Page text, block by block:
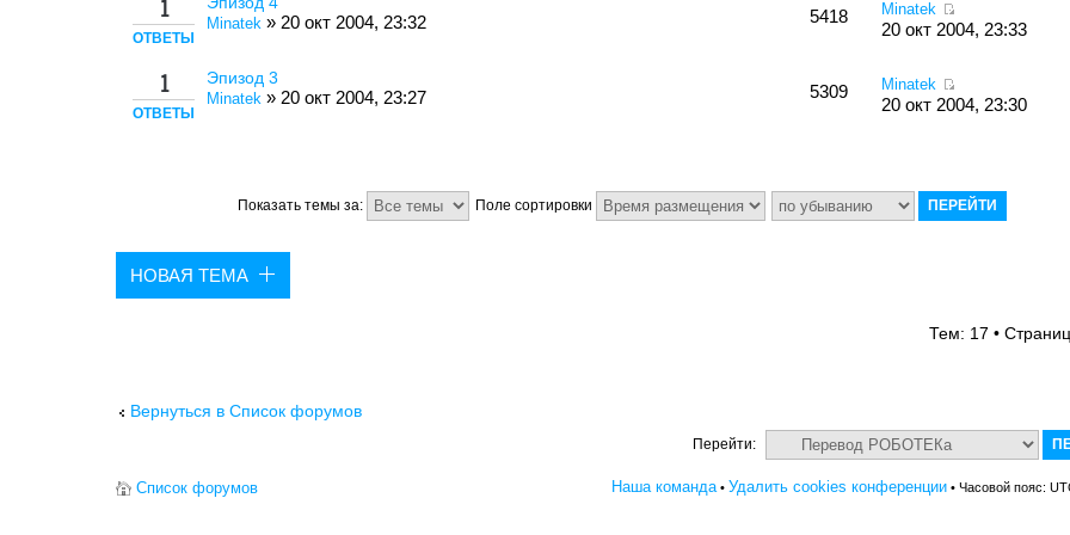
1
ОТВЕТЫ
Minatek » 20 окт 2004, 23:32 5418 Minatek
20 окт 2004, 23:33
1
ОТВЕТЫ
Эпизод 3
Minatek » 20 окт 2004, 23:27 5309 Minatek
20 окт 2004, 23:30
Показать темы за: Поле сортировки
НОВАЯ ТЕМА
Тем: 17 •
Вернуться в Список форумов
Перейти:
Список форумов Наша команда• Удалить cookies конференции • Часовой пояс: